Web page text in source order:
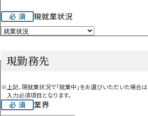
現就業状況
現勤務先
※上記、現就業状況で「就業中」をお選びいただいた場合は
入力必須項目となります。
業界